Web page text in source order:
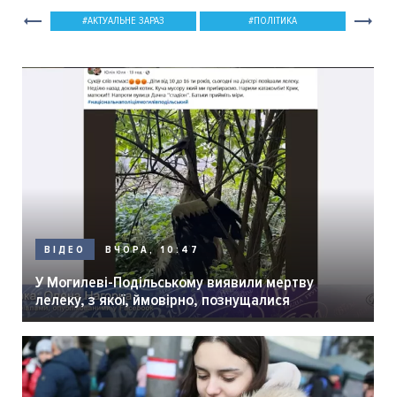
АКТУАЛЬНЕ ЗАРАЗ ПОЛІТИКА
ВІДЕО ВЧОРА, 10:47
У Могилеві-Подільському виявили мертву
лелеку, з якої, ймовірно, познущалися